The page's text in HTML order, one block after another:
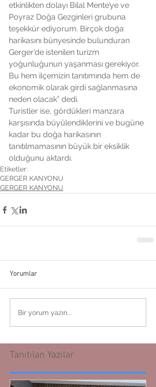
etkinlikten dolayı Bilal Mente’ye ve
Poyraz Doğa Gezginleri grubuna
teşekkür ediyorum. Birçok doğa
harikasını bünyesinde bulunduran
Gerger’de istenilen turizm
yoğunluğunun yaşanması gerekiyor.
Bu hem ilçemizin tanıtımında hem de
ekonomik olarak girdi sağlanmasına
neden olacak” dedi.
Turistler ise, gördükleri manzara
karşısında büyülendiklerini ve bugüne
kadar bu doğa harikasının
tanıtılmamasının büyük bir eksiklik
olduğunu aktardı.
Etiketler:
GERGER KANYONU
GERGER KANYONU
Yorumlar
Bir yorum yazın...
Tanıtılan Yazılar